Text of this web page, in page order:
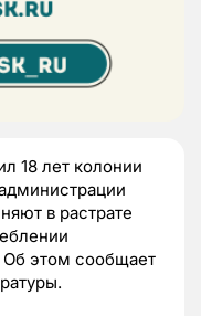
18 лет колонии
в растрате
этом сообщает